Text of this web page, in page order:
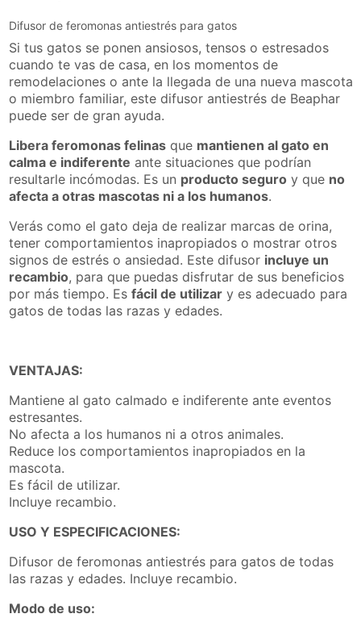
Difusor de feromonas antiestrés para gatos
Si tus gatos se ponen ansiosos, tensos o estresados
cuando te vas de casa, en los momentos de
remodelaciones o ante la llegada de una nueva mascota
o miembro familiar, este difusor antiestrés de Beaphar
puede ser de gran ayuda.
Libera feromonas felinasque mantienen al gato en
calma e indiferente ante situaciones que podrían
resultarle incómodas. Es un producto seguroy que no
afecta a otras mascotas ni a los humanos.
Verás como el gato deja de realizar marcas de orina,
tener comportamientos inapropiados o mostrar otros
signos de estrés o ansiedad. Este difusor incluye un
recambio, para que puedas disfrutar de sus beneficios
por más tiempo. Es fácil de utilizary es adecuado para
gatos de todas las razas y edades.
VENTAJAS:
Mantiene al gato calmado e indiferente ante eventos
estresantes.
No afecta a los humanos ni a otros animales.
Reduce los comportamientos inapropiados en la
mascota.
Es fácil de utilizar.
Incluye recambio.
USO Y ESPECIFICACIONES:
Difusor de feromonas antiestrés para gatos de todas
las razas y edades. Incluye recambio.
Modo de uso: